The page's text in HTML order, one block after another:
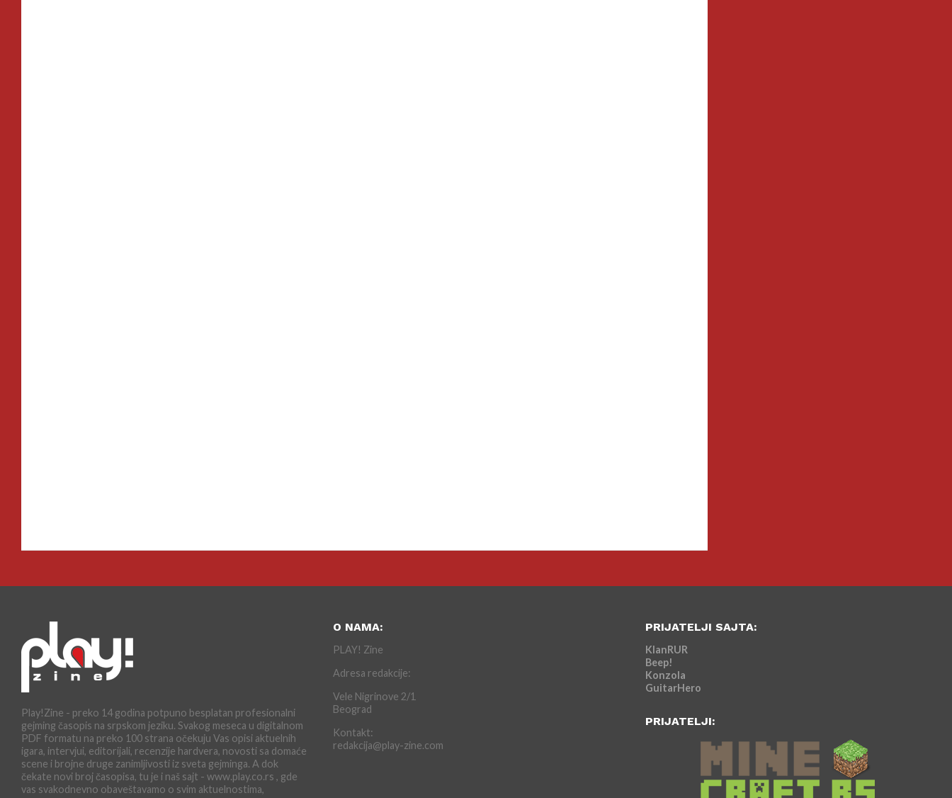
Play!Zine - preko 14 godina potpuno besplatan profesionalni
gejming časopis na srpskom jeziku. Svakog meseca u digitalnom
PDF formatu na preko 100 strana očekuju Vas opisi aktuelnih
igara, intervjui, editorijali, recenzije hardvera, novosti sa domaće
scene i brojne druge zanimljivosti iz sveta gejminga. A dok
čekate novi broj časopisa, tu je i naš sajt - www.play.co.rs , gde
vas svakodnevno obaveštavamo o svim aktuelnostima,
O NAMA:
PLAY! Zine
Adresa redakcije:
Vele Nigrinove 2/1
Beograd
Kontakt:
redakcija@play-zine.com
PRIJATELJI SAJTA:
KlanRUR
Beep!
Konzola
GuitarHero
PRIJATELJI: